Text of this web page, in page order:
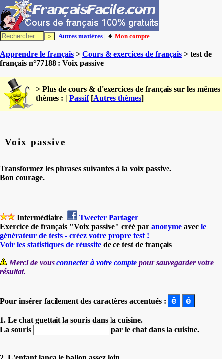
Autres matières | 🔸 Mon compte
Apprendre le français > Cours & exercices de français > test de
français n°77188 : Voix passive
> Plus de cours & d'exercices de français sur les mêmes
thèmes : | Passif[Autres thèmes]
Voix passive
Transformez les phrases suivantes à la voix passive.
Bon courage.
Intermédiaire Tweeter Partager
Exercice de français "Voix passive" créé par anonyme avec le
générateur de tests - créez votre propre test !
Voir les statistiques de réussite de ce test de français
Merci de vous connecter à votre compte pour sauvegarder votre
résultat.
Pour insérer facilement des caractères accentués :
1. Le chat guettait la souris dans la cuisine.
La souris
par le chat dans la cuisine.
2. L'enfant lança le ballon assez loin.